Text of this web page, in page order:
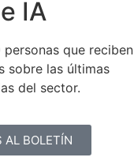
IA
que reciben
sobre las últimas
del sector.
AL BOLETÍN